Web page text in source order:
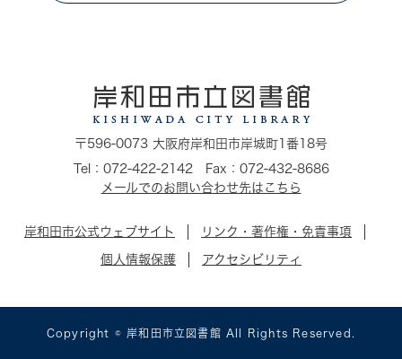
〒596-0073 大阪府岸和田市岸城町1番18号
Tel：072-422-2142 Fax：072-432-8686
メールでのお問い合わせ先はこちら
岸和田市公式ウェブサイト リンク・著作権・免責事項
個人情報保護 アクセシビリティ
Copyright © 岸和田市立図書館 All Rights Reserved.